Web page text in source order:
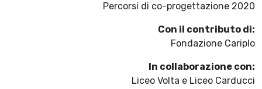
Percorsi di co-progettazione 2020
Con il contributo di:
Fondazione Cariplo
In collaborazione con:
Liceo Volta e Liceo Carducci